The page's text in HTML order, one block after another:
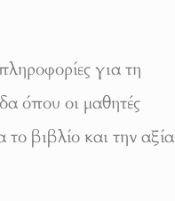
για τη
όπου οι μαθητές
βιβλίο και την αξία